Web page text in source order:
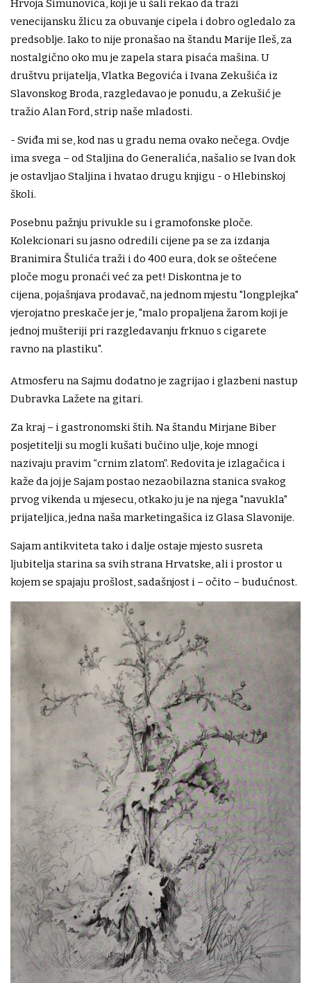
Hrvoja Šimunovića, koji je u šali rekao da traži
venecijansku žlicu za obuvanje cipela i dobro ogledalo za
predsoblje. Iako to nije pronašao na štandu Marije Ileš, za
nostalgično oko mu je zapela stara pisaća mašina. U
društvu prijatelja, Vlatka Begovića i Ivana Zekušića iz
Slavonskog Broda, razgledavao je ponudu, a Zekušić je
tražio Alan Ford, strip naše mladosti.
- Sviđa mi se, kod nas u gradu nema ovako nečega. Ovdje
ima svega – od Staljina do Generalića, našalio se Ivan dok
je ostavljao Staljina i hvatao drugu knjigu - o Hlebinskoj
školi.
Posebnu pažnju privukle su i gramofonske ploče.
Kolekcionari su jasno odredili cijene pa se za izdanja
Branimira Štulića traži i do 400 eura, dok se oštećene
ploče mogu pronaći već za pet! Diskontna je to
cijena, pojašnjava prodavač, na jednom mjestu "longplejka"
vjerojatno preskače jer je, "malo propaljena žarom koji je
jednoj mušteriji pri razgledavanju frknuo s cigarete
ravno na plastiku".
Atmosferu na Sajmu dodatno je zagrijao i glazbeni nastup
Dubravka Lažete na gitari.
Za kraj – i gastronomski štih. Na štandu Mirjane Biber
posjetitelji su mogli kušati bučino ulje, koje mnogi
nazivaju pravim “crnim zlatom”. Redovita je izlagačica i
kaže da joj je Sajam postao nezaobilazna stanica svakog
prvog vikenda u mjesecu, otkako ju je na njega "navukla"
prijateljica, jedna naša marketingašica iz Glasa Slavonije.
Sajam antikviteta tako i dalje ostaje mjesto susreta
ljubitelja starina sa svih strana Hrvatske, ali i prostor u
kojem se spajaju prošlost, sadašnjost i – očito – budućnost.